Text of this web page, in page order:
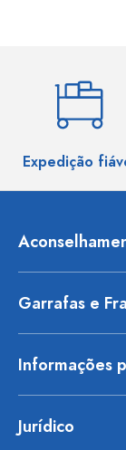
Expedição
Garrafas e
Informações
Jurídico